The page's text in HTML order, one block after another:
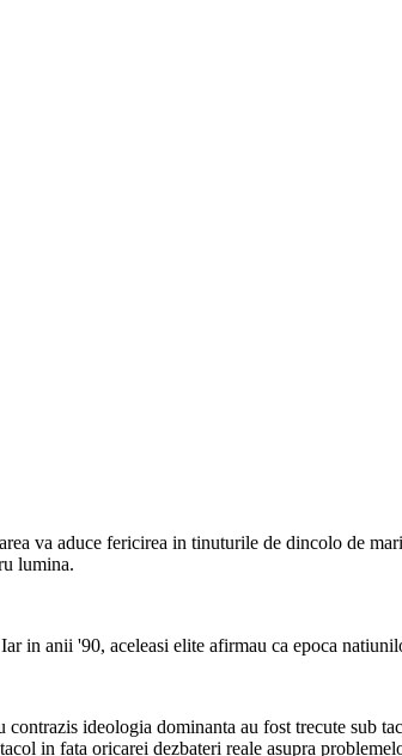
va aduce fericirea in tinuturile de dincolo de
lumina.
in anii '90, aceleasi elite afirmau ca epoca
ideologia domi­nanta au fost trecute sub
in fata oricarei dezbateri reale asupra